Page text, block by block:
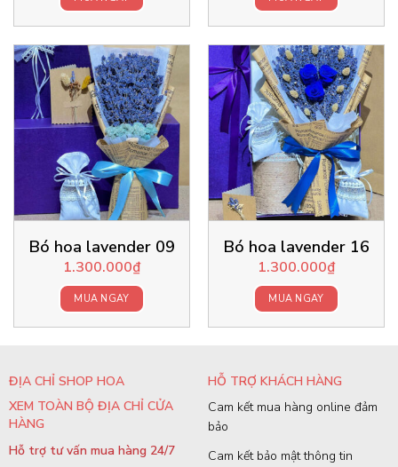
Bó hoa lavender 09
1.300.000₫
MUA NGAY
Bó hoa lavender 16
1.300.000₫
MUA NGAY
ĐỊA CHỈ SHOP HOA
XEM TOÀN BỘ ĐỊA CHỈ CỬA
HÀNG
Hỗ trợ tư vấn mua hàng 24/7
HỖ TRỢ KHÁCH HÀNG
Cam kết mua hàng online đảm
bảo
Cam kết bảo mật thông tin